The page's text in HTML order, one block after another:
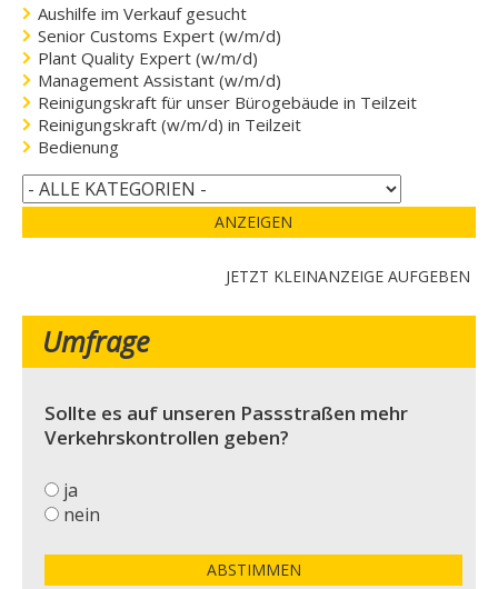
Aushilfe im Verkauf gesucht
Senior Customs Expert (w/m/d)
Plant Quality Expert (w/m/d)
Management Assistant (w/m/d)
Reinigungskraft für unser Bürogebäude in Teilzeit
Reinigungskraft (w/m/d) in Teilzeit
Bedienung
ANZEIGEN
JETZT KLEINANZEIGE AUFGEBEN
Umfrage
Sollte es auf unseren Passstraßen mehr
Verkehrskontrollen geben?
ja
nein
ABSTIMMEN